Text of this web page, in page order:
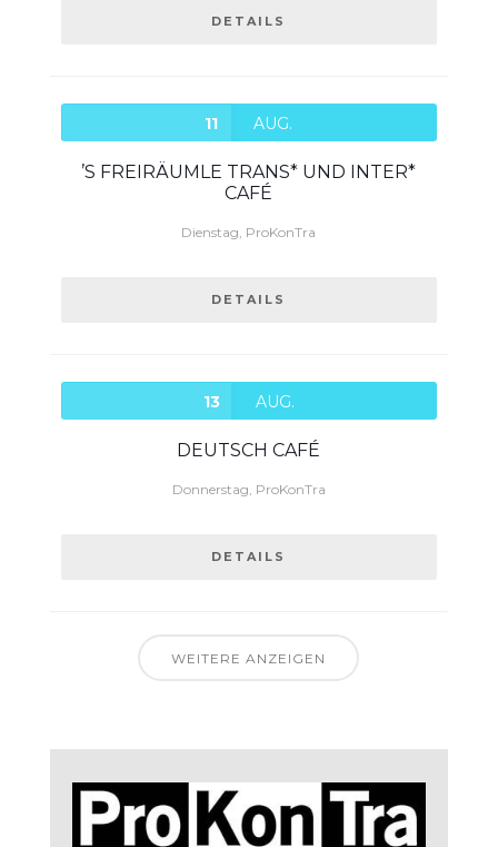
DETAILS
11 AUG.
’S FREIRÄUMLE TRANS* UND INTER*
CAFÉ
Dienstag, ProKonTra
DETAILS
13 AUG.
DEUTSCH CAFÉ
Donnerstag, ProKonTra
DETAILS
WEITERE ANZEIGEN